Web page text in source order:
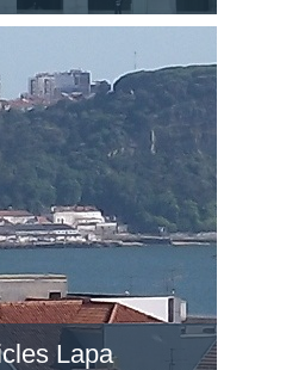
Bento est un majestueux
situé à Lisbonne.
du Parlement du Portugal !
Lapa